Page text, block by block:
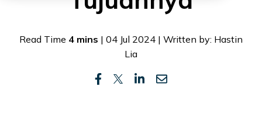
Read Time 4 mins | 04 Jul 2024 | Written by: Hastin
Lia